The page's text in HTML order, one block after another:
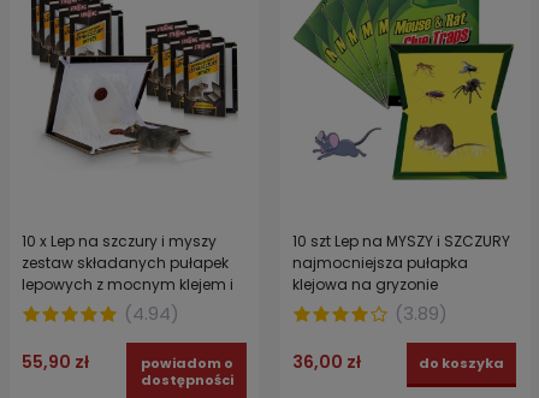
10 x Lep na szczury i myszy
zestaw składanych pułapek
lepowych z mocnym klejem i
atraktantem orzechowym
STRONG
(4.94)
55,90 zł
powiadom o
dostępności
10 szt Lep na MYSZY i SZCZURY
najmocniejsza pułapka
klejowa na gryzonie
(3.89)
36,00 zł do koszyka